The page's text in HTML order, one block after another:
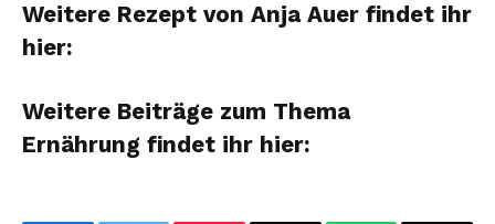
Weitere Rezept von Anja Auer findet ihr
hier:
Weitere Beiträge zum Thema
Ernährung findet ihr hier: